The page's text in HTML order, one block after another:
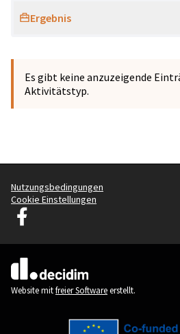
Ergebnis
Es gibt keine anzuzeigende
Aktivitätstyp.
Nutzungsbedingungen
Cookie Einstellungen
Graz Gemeinsam Gestalten auf Facebook
(Externer Link)
Website mitfreier Softwareerstellt.